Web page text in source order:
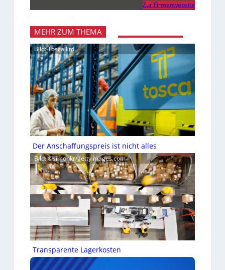
Zur Firmenwebsite
MEHR ZUM THEMA
Bild: Tosca Ltd.
Der Anschaffungspreis ist nicht alles
Bild: ©simonkr/gettyimages.com
Transparente Lagerkosten